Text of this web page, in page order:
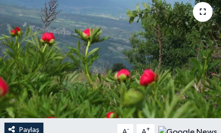
Paylaş - +
Özel Haber
Politika
Resmi İlan
Sağlık
Spor
Sürmanşet